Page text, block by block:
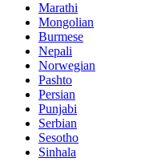
Marathi
Mongolian
Burmese
Nepali
Norwegian
Pashto
Persian
Punjabi
Serbian
Sesotho
Sinhala